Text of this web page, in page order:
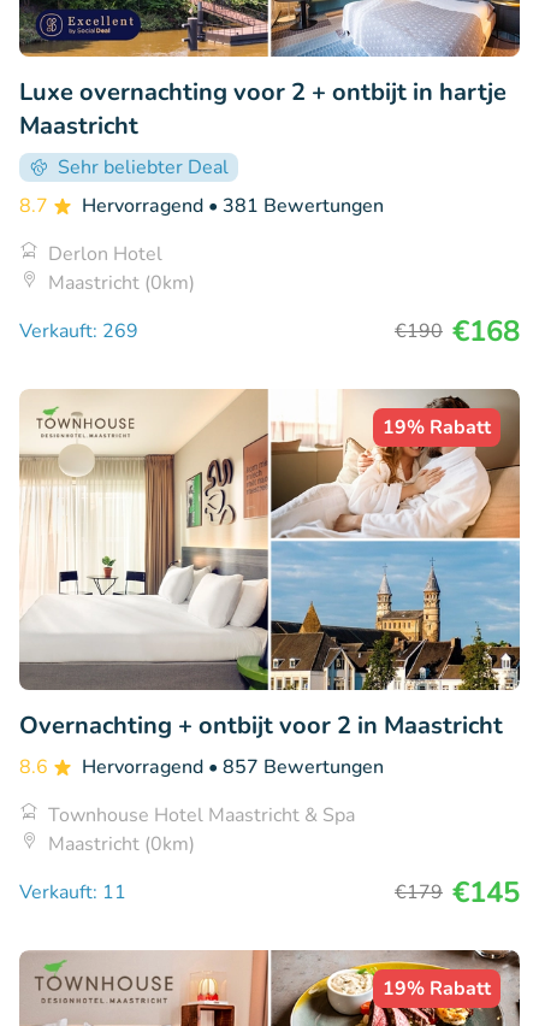
Luxe overnachting voor 2 + ontbijt in hartje
Maastricht
Sehr beliebter Deal
8.7
Hervorragend • 381 Bewertungen
Derlon Hotel
Maastricht (0km)
Verkauft: 269
€190 €168
19% Rabatt
Overnachting + ontbijt voor 2 in Maastricht
8.6 Hervorragend • 857 Bewertungen
Townhouse Hotel Maastricht & Spa
Maastricht (0km)
Verkauft: 11
€179 €145
19% Rabatt